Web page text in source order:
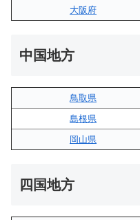
大阪府
中国地方
鳥取県
島根県
岡山県
四国地方